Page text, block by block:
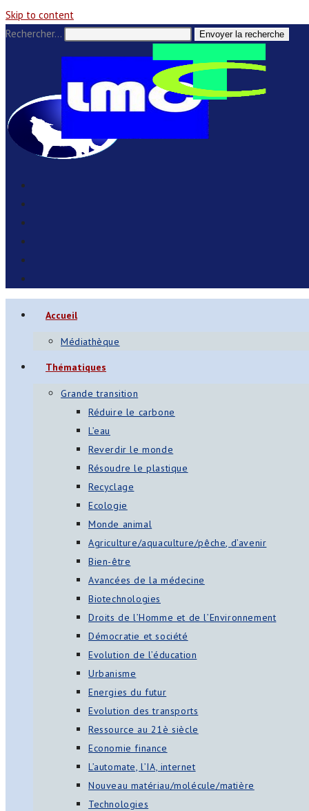
Skip to content
Rechercher…
Envoyer la recherche
Accueil
Médiathèque
Thématiques
Grande transition
Réduire le carbone
L’eau
Reverdir le monde
Résoudre le plastique
Recyclage
Ecologie
Monde animal
Agriculture/aquaculture/pêche, d’avenir
Bien-être
Avancées de la médecine
Biotechnologies
Droits de l’Homme et de l’Environnement
Démocratie et société
Evolution de l’éducation
Urbanisme
Energies du futur
Evolution des transports
Ressource au 21è siècle
Economie finance
L’automate, l’IA, internet
Nouveau matériau/molécule/matière
Technologies